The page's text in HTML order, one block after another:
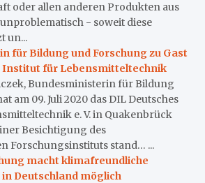
oder allen anderen Produkten aus
- soweit diese
un...
für Bildung und Forschung zu Gast
Institut für Lebensmitteltechnik
Bundesministerin für Bildung
am 09. Juli 2020 das DIL Deutsches
e. V. in Quakenbrück
Besichtigung des
Forschungsinstituts stand… ...
macht klimafreundliche
Deutschland möglich